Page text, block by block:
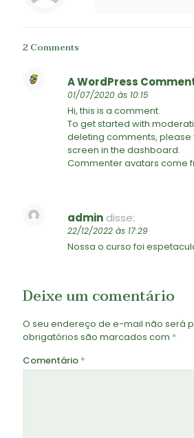
2 Comments
A WordPress
01/07/2020 às 10:15
Hi, this is a comment.
To get started with
deleting comments, please
screen in the dashboard.
Commenter avatars come
admin disse:
22/12/2022 às 17:29
Nossa o curso foi
Deixe um comentário
O seu endereço de e-mail não será
obrigatórios são marcados com *
Comentário *